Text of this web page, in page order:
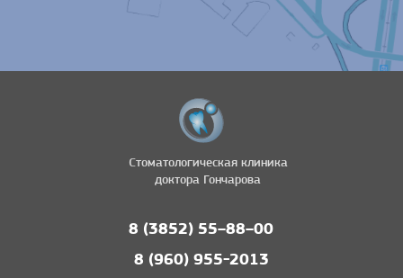
Стоматологическая клиника
доктора Гончарова
8 (3852) 55–88–00
8 (960) 955-2013